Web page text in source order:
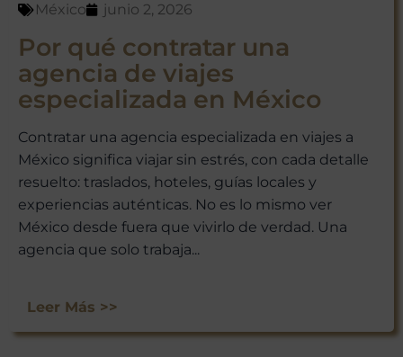
México junio 2, 2026
Por qué contratar una
agencia de viajes
especializada en México
Contratar una agencia especializada en viajes a
México significa viajar sin estrés, con cada detalle
resuelto: traslados, hoteles, guías locales y
experiencias auténticas. No es lo mismo ver
México desde fuera que vivirlo de verdad. Una
agencia que solo trabaja...
Leer Más >>